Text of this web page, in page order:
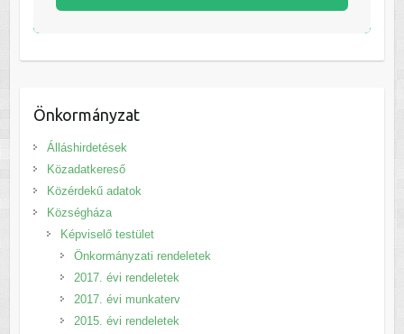
Önkormányzat
Álláshirdetések
Közadatkereső
Közérdekű adatok
Községháza
Képviselő testület
Önkormányzati rendeletek
2017. évi rendeletek
2017. évi munkaterv
2015. évi rendeletek